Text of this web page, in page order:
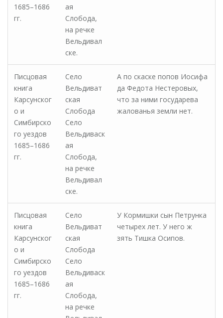
1685–1686
гг.
ая
Слобода,
на речке
Вельдивал
ске.
Писцовая
книга
Карсунског
о и
Симбирско
го уездов
1685–1686
гг.
Село
Вельдиват
ская
Слобода
Село
Вельдиваск
ая
Слобода,
на речке
Вельдивал
ске.
А по скаске попов Иосифа
да Федота Нестеровых,
что за ними государева
жалованья земли нет.
Писцовая
книга
Карсунског
о и
Симбирско
го уездов
1685–1686
гг.
Село
Вельдиват
ская
Слобода
Село
Вельдиваск
ая
Слобода,
на речке
У Кормишки сын Петрунка
четырех лет. У него ж
зять Тишка Осипов.